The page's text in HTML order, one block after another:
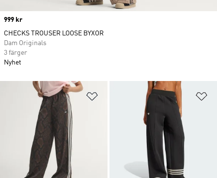
Lägg till på önskelistan
Price
999 kr
CHECKS TROUSER LOOSE BYXOR
Dam Originals
3 färger
Nyhet